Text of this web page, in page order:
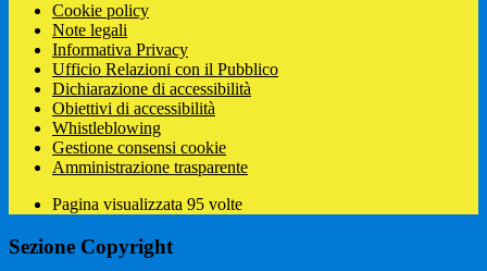
Cookie policy
Note legali
Informativa Privacy
Ufficio Relazioni con il Pubblico
Dichiarazione di accessibilità
Obiettivi di accessibilità
Whistleblowing
Gestione consensi cookie
Amministrazione trasparente
Pagina visualizzata 95 volte
Sezione Copyright